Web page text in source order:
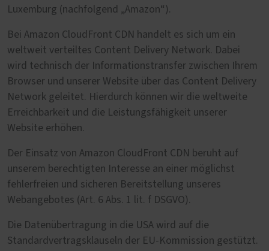
Luxemburg (nachfolgend „Amazon“).
Bei Amazon CloudFront CDN handelt es sich um ein
weltweit verteiltes Content Delivery Network. Dabei
wird technisch der Informationstransfer zwischen Ihrem
Browser und unserer Website über das Content Delivery
Network geleitet. Hierdurch können wir die weltweite
Erreichbarkeit und die Leistungsfähigkeit unserer
Website erhöhen.
Der Einsatz von Amazon CloudFront CDN beruht auf
unserem berechtigten Interesse an einer möglichst
fehlerfreien und sicheren Bereitstellung unseres
Webangebotes (Art. 6 Abs. 1 lit. f DSGVO).
Die Datenübertragung in die USA wird auf die
Standardvertragsklauseln der EU-Kommission gestützt.